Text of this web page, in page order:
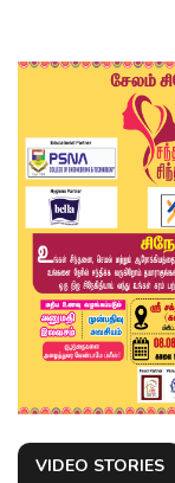
VIDEO STORIES